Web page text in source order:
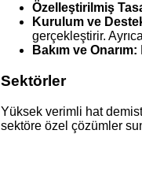
Özelleştirilmiş
Kurulum ve
gerçekleştirir.
Bakım ve Onarım:
Sektörler
Yüksek verimli hat
sektöre özel çözümler